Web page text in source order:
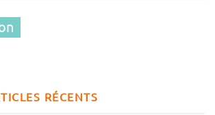
RÉCENTS